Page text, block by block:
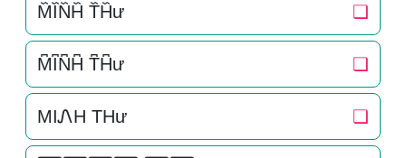
M᷈I᷈N᷈H᷈ T᷈H᷈ư ❏
M͆I͆N͆H͆ T͆H͆ư ❏
MIᏁH THư ❏